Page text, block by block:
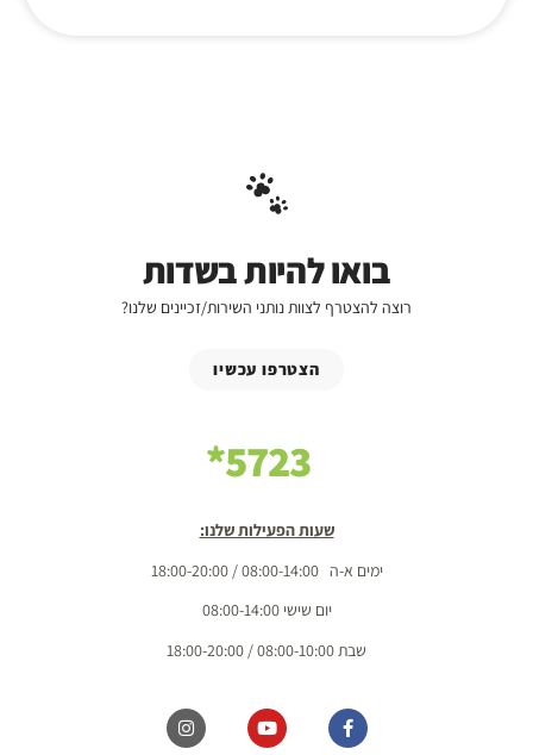
בואו להיות בשדות
רוצה להצטרף לצוות נותני השירות/זכיינים שלנו?
הצטרפו עכשיו
5723*
שעות הפעילות שלנו:
ימים א-ה 08:00-14:00 / 18:00-20:00
יום שישי 08:00-14:00
שבת 08:00-10:00 / 18:00-20:00